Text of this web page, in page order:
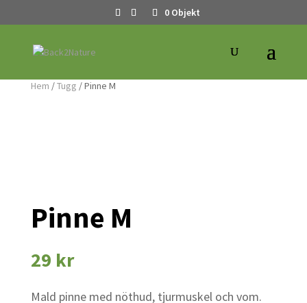
0 Objekt
Hem /Tugg / Pinne M
Pinne M
29 kr
Mald pinne med nöthud, tjurmuskel och vom.